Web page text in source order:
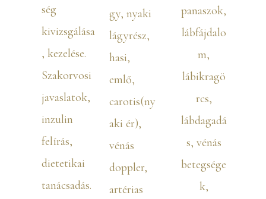
ség
kivizsgálása
, kezelése.
Szakorvosi
javaslatok,
inzulin
felírás,
dietetikai
tanácsadás.
gy, nyaki
lágyrész,
hasi,
emlő,
carotis(ny
aki ér),
vénás
doppler,
artérias
panaszok,
lábfájdalo
m,
lábikragö
rcs,
lábdagadá
s, vénás
betegsége
k,